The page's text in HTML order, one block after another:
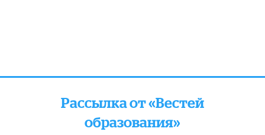
Рассылка от «Вестей
образования»